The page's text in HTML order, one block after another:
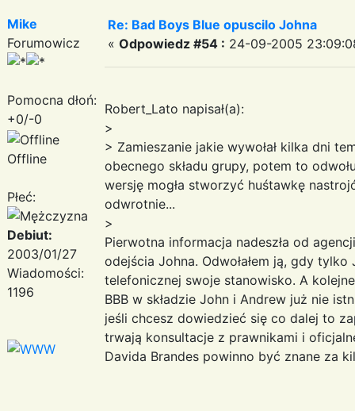
Mike
Forumowicz
Pomocna dłoń:
+0/-0
Offline
Płeć:
Debiut:
2003/01/27
Wiadomości:
1196
Re: Bad Boys Blue opuscilo Johna
« Odpowiedz #54 : 24-09-2005
Robert_Lato napisał(a):
>
> Zamieszanie jakie wywołał kilka dni
obecnego składu grupy, potem to
wersję mogła stworzyć huśtawkę
odwrotnie...
>
Pierwotna informacja nadeszła od
odejścia Johna. Odwołałem ją, gdy
telefonicznej swoje stanowisko. A
BBB w składzie John i Andrew już nie
jeśli chcesz dowiedzieć się co dalej to
trwają konsultacje z prawnikami i
Davida Brandes powinno być znane za